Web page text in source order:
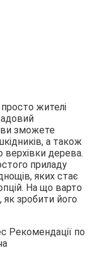
жителі
зможете
а також
верхівки дерева.
приладу
яких стає
На що варто
зробити його